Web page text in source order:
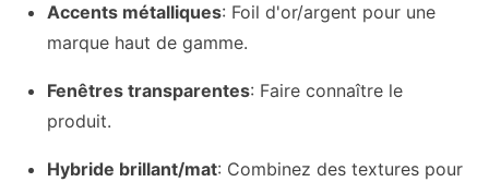
Accents métalliques: Foil d'or/argent pour une
marque haut de gamme.
Fenêtres transparentes: Faire connaître le
produit.
Hybride brillant/mat: Combinez des textures pour